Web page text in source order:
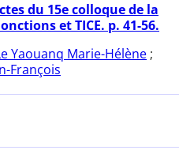
du 15e colloque de la
et TICE. p. 41-56.
Yaouanq Marie-Hélène ;
François